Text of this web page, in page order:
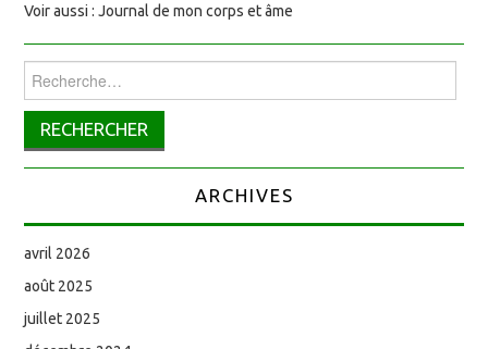
Voir aussi : Journal de mon corps et âme
Rechercher :
ARCHIVES
avril 2026
août 2025
juillet 2025